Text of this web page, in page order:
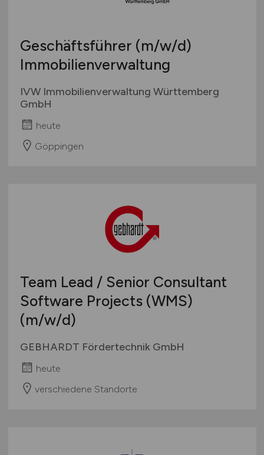
Geschäftsführer (m/w/d)
Immobilienverwaltung
IVW Immobilienverwaltung Württemberg
GmbH
heute
Göppingen
Team Lead / Senior Consultant
Software Projects (WMS)
(m/w/d)
GEBHARDT Fördertechnik GmbH
heute
verschiedene Standorte